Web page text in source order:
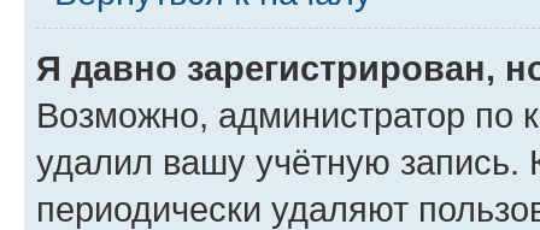
Я давно зарегистрирован,
Возможно, администратор по
удалил вашу учётную запись.
периодически удаляют